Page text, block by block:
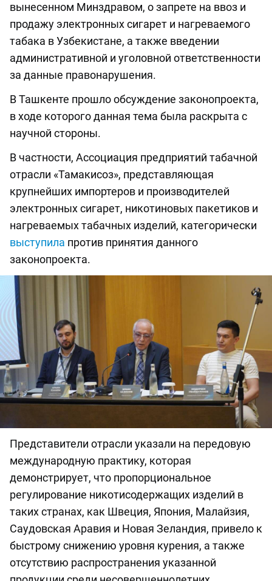
вынесенном Минздравом, о запрете на ввоз и
продажу электронных сигарет и нагреваемого
табака в Узбекистане, а также введении
административной и уголовной ответственности
за данные правонарушения.
В Ташкенте прошло обсуждение законопроекта,
в ходе которого данная тема была раскрыта с
научной стороны.
В частности, Ассоциация предприятий табачной
отрасли «Тамакисоз», представляющая
крупнейших импортеров и производителей
электронных сигарет, никотиновых пакетиков и
нагреваемых табачных изделий, категорически
выступила против принятия данного
законопроекта.
Представители отрасли указали на передовую
международную практику, которая
демонстрирует, что пропорциональное
регулирование никотисодержащих изделий в
таких странах, как Швеция, Япония, Малайзия,
Саудовская Аравия и Новая Зеландия, привело к
быстрому снижению уровня курения, а также
отсутствию распространения указанной